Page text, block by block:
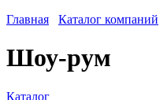
Главная
Каталог компаний
Шоу-рум
Каталог